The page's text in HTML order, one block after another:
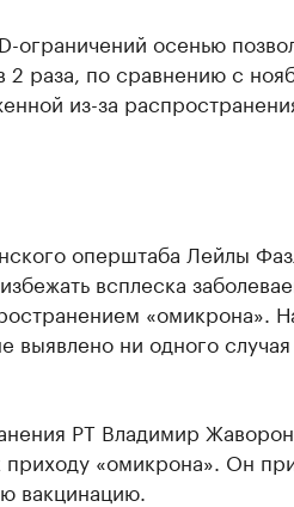
осенью
2 раза, по сравнению с
из-за
оперштаба Лейлы
всплеска
«омикрона».
выявлено ни одного случая
РТ Владимир
приходу «омикрона». Он
вакцинацию.